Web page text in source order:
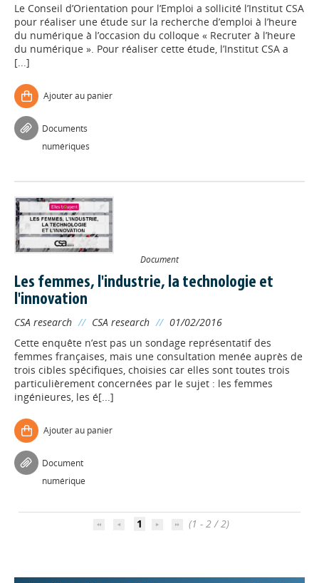
Le Conseil d’Orientation pour l’Emploi a sollicité l’Institut CSA
pour réaliser une étude sur la recherche d’emploi à l’heure
du numérique à l’occasion du colloque « Recruter à l’heure
du numérique ». Pour réaliser cette étude, l’Institut CSA a
[...]
Ajouter au panier
Documents
numériques
Document
Les femmes, l'industrie, la technologie et
l'innovation
CSA research // CSA research // 01/02/2016
Cette enquête n’est pas un sondage représentatif des
femmes françaises, mais une consultation menée auprès de
trois cibles spécifiques, choisies car elles sont toutes trois
particulièrement concernées par le sujet : les femmes
ingénieures, les é[...]
Ajouter au panier
Document
numérique
1 (1 - 2 / 2)